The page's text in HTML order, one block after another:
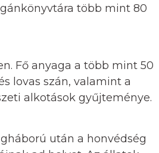
több mint 80
Fő anyaga a több mint 50
lovas szán, valamint a
alkotások gyűjteménye.
után a honvédség